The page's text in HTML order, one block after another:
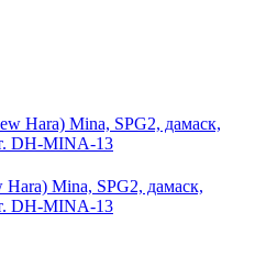
Mina, SPG2, дамаск,
DH-MINA-13